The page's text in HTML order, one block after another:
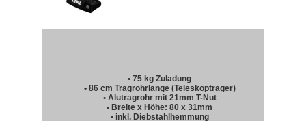
• 75 kg Zuladung
• 86 cm Tragrohrlänge (Teleskopträger)
• Alutragrohr mit 21mm T-Nut
• Breite x Höhe: 80 x 31mm
• inkl. Diebstahlhemmung